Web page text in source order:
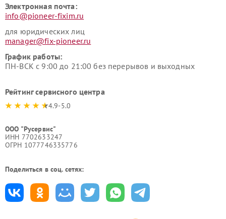
Электронная почта:
info@pioneer-fixim.ru
для юридических лиц
manager@fix-pioneer.ru
График работы:
ПН-ВСК с 9:00 до 21:00 без перерывов и выходных
Рейтинг сервисного центра
4.9-5.0
ООО "Русервис"
ИНН 7702633247
ОГРН 1077746335776
Поделиться в соц. сетях: